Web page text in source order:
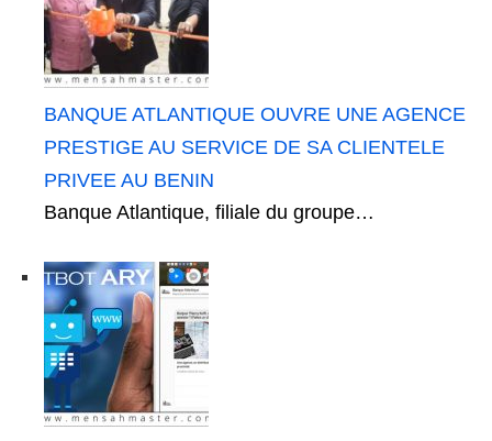
BANQUE ATLANTIQUE OUVRE UNE AGENCE
PRESTIGE AU SERVICE DE SA CLIENTELE
PRIVEE AU BENIN
Banque Atlantique, filiale du groupe…